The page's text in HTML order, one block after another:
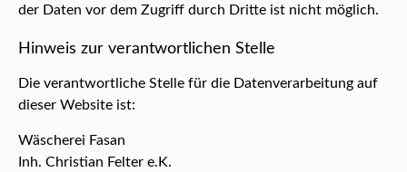
der Daten vor dem Zugriff durch Dritte ist nicht möglich.
Hinweis zur verantwortlichen Stelle
Die verantwortliche Stelle für die Datenverarbeitung auf
dieser Website ist:
Wäscherei Fasan
Inh. Christian Felter e.K.